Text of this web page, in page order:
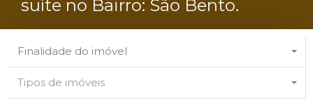
suíte no Bairro: São Bento.
Finalidade do imóvel
Tipos de imóveis